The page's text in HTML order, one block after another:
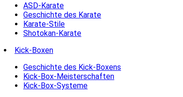
ASD-Karate
Geschichte des Karate
Karate-Stile
Shotokan-Karate
Kick-Boxen
Geschichte des Kick-Boxens
Kick-Box-Meisterschaften
Kick-Box-Systeme